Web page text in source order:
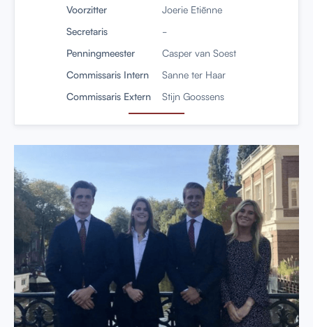
Voorzitter
Joerie Etiënne
Secretaris
-
Penningmeester
Casper van Soest
Commissaris Intern
Sanne ter Haar
Commissaris Extern
Stijn Goossens